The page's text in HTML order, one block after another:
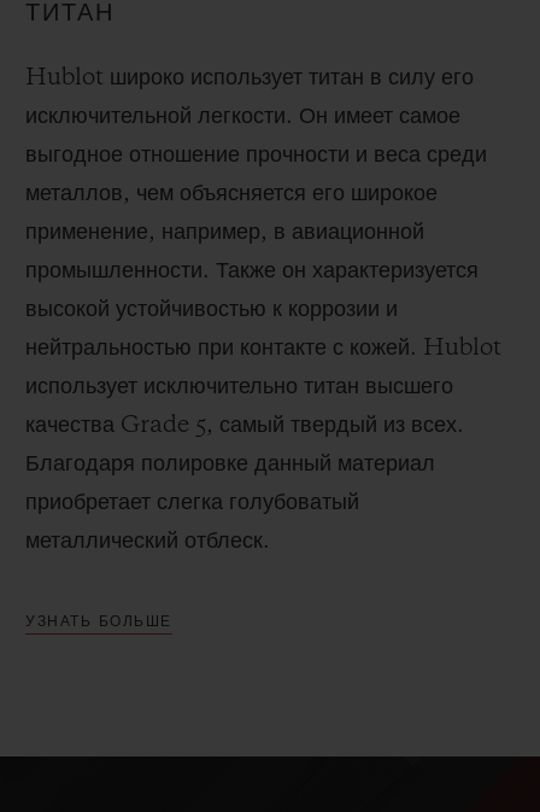
ТИТАН
Hublot широко использует титан в силу его
исключительной легкости. Он имеет самое
выгодное отношение прочности и веса среди
металлов, чем объясняется его широкое
применение, например, в авиационной
промышленности. Также он характеризуется
высокой устойчивостью к коррозии и
нейтральностью при контакте с кожей. Hublot
использует исключительно титан высшего
качества Grade 5, самый твердый из всех.
Благодаря полировке данный материал
приобретает слегка голубоватый
металлический отблеск.
УЗНАТЬ БОЛЬШЕ